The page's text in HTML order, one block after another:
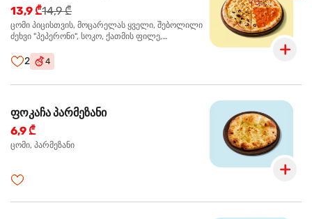
13,9 ₾14,9 ₾
ცომი პიცისთვის, მოცარელას ყველი, შებოლილი
ძეხვი "პეპერონი", სოკო, ქათმის ფილე,
2 4
ფოკაჩა პარმეზანი
6,9 ₾
ცომი, პარმეზანი